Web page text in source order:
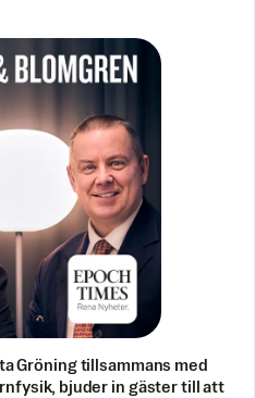
Gröning tillsammans med
bjuder in gäster till att